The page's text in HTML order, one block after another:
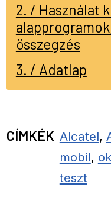
2. / Használat
összegzés
3. / Adatlap
CÍMKÉK Alcatel,
mobil,
teszt